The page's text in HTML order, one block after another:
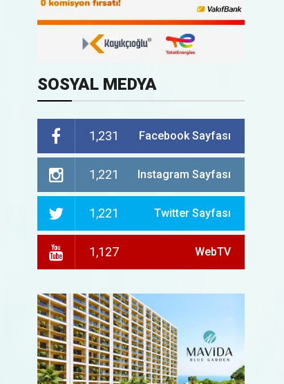
SOSYAL MEDYA
1,231 Facebook Sayfası
1,221 Instagram Sayfası
1,221 Twitter Sayfası
1,127 WebTV